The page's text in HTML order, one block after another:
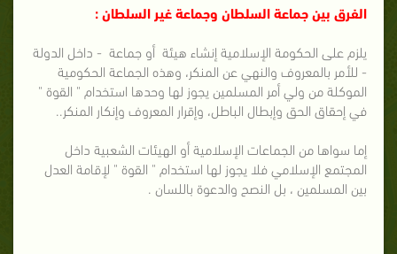
الفرق بين جماعة السلطان وجماعة غير السلطان :
يلزم على الحكومة الإسلامية إنشاء هيئة أو جماعة - داخل الدولة
- للأمر بالمعروف والنهي عن المنكر، وهذه الجماعة الحكومية
الموكلة من ولي أمر المسلمين يجوز لها وحدها استخدام " القوة "
في إحقاق الحق وإبطال الباطل، وإقرار المعروف وإنكار المنكر..
إما سواها من الجماعات الإسلامية أو الهيئات الشعبية داخل
المجتمع الإسلامي فلا يجوز لها استخدام " القوة " لإقامة العدل
بين المسلمين ، بل النصح والدعوة باللسان .